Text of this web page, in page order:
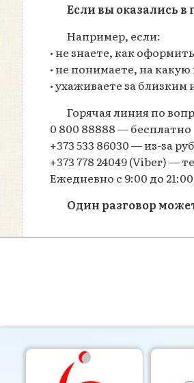
Если вы оказались
Например, если:
• не знаете, как
• не понимаете, на
• ухаживаете за близким
Горячая линия по
0 800 88888 — бесплатно
+373 533 86030 — из-за
+373 778 24049 (Viber) —
Ежедневно с 9:00 до
Один разговор